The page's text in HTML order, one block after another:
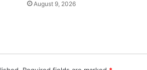
August 9, 2026